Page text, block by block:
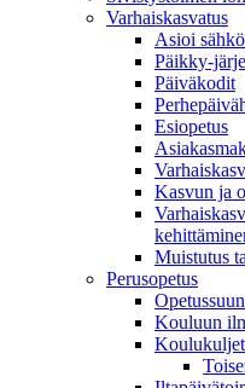
Varhaiskasvatus
Asioi
Päikky-
Päiväkodit
Esiopetus
Kasvun ja
Muistutus
Perusopetus
Kouluun